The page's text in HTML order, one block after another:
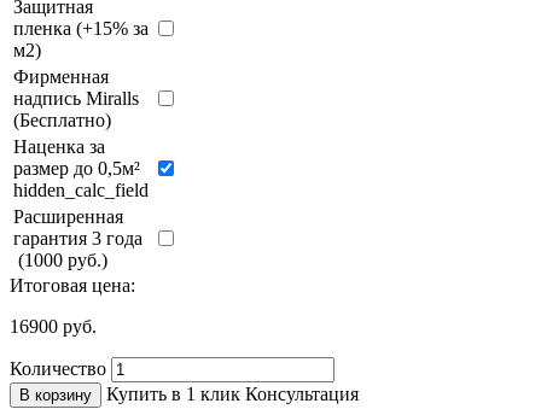
Защитная
пленка (+15% за
м2)
Фирменная
надпись Miralls
(Бесплатно)
Наценка за
размер до 0,5м²
hidden_calc_field
Расширенная
гарантия 3 года
(1000 руб.)
Итоговая цена:
16900 руб.
Количество
В корзину Купить в 1 клик Консультация